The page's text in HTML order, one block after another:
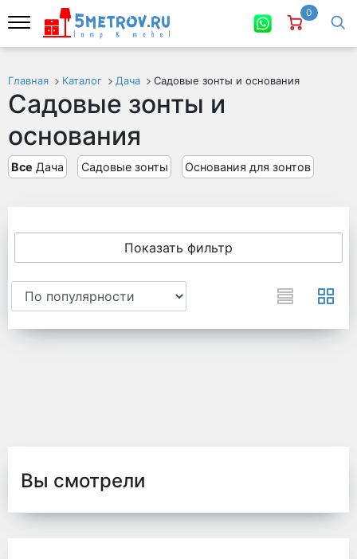
0
Главная Каталог Дача Садовые зонты и основания
Садовые зонты и
основания
Все Дача Садовые зонты Основания для зонтов
Показать фильтр
Вы смотрели